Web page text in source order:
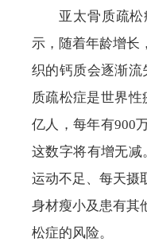
亚太骨质疏
示，随着年龄增长
织的钙质会逐渐流
质疏松症是世界
亿人，每年有900
这数字将有增无减
运动不足、每天摄
身材瘦小及患有其
松症的风险。